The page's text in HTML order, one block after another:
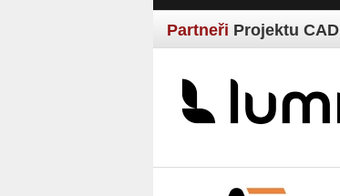
Partneři Projektu CAD